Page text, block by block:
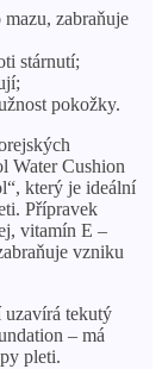
zabraňuje
stárnutí;
pokožky.
Water Cushion
který je ideální
Přípravek
vitamín E –
vzniku
tekutý
– má
pleti.